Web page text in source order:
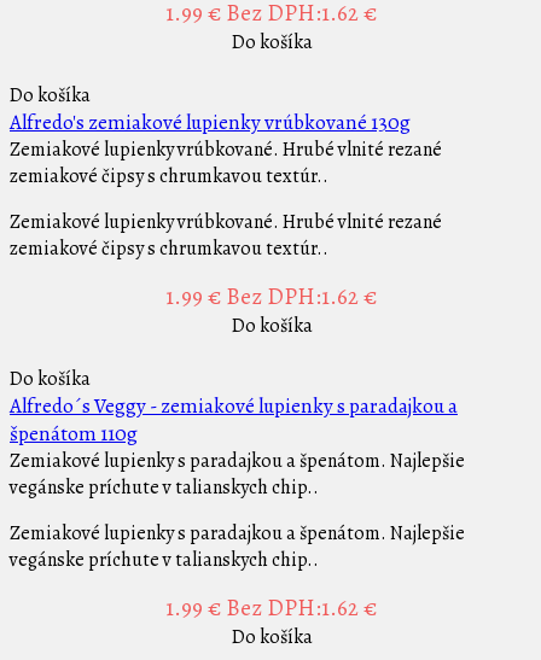
1.99 € Bez DPH:1.62 €
Do košíka
Do košíka
Alfredo's zemiakové lupienky vrúbkované 130g
Zemiakové lupienky vrúbkované. Hrubé vlnité rezané
zemiakové čipsy s chrumkavou textúr..
Zemiakové lupienky vrúbkované. Hrubé vlnité rezané
zemiakové čipsy s chrumkavou textúr..
1.99 € Bez DPH:1.62 €
Do košíka
Do košíka
Alfredo´s Veggy - zemiakové lupienky s paradajkou a
špenátom 110g
Zemiakové lupienky s paradajkou a špenátom. Najlepšie
vegánske príchute v talianskych chip..
Zemiakové lupienky s paradajkou a špenátom. Najlepšie
vegánske príchute v talianskych chip..
1.99 € Bez DPH:1.62 €
Do košíka